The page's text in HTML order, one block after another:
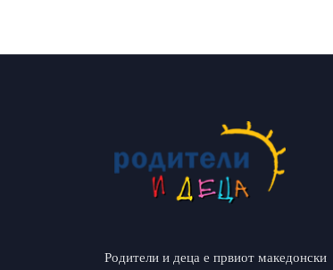
Родители и деца е првиот македонски